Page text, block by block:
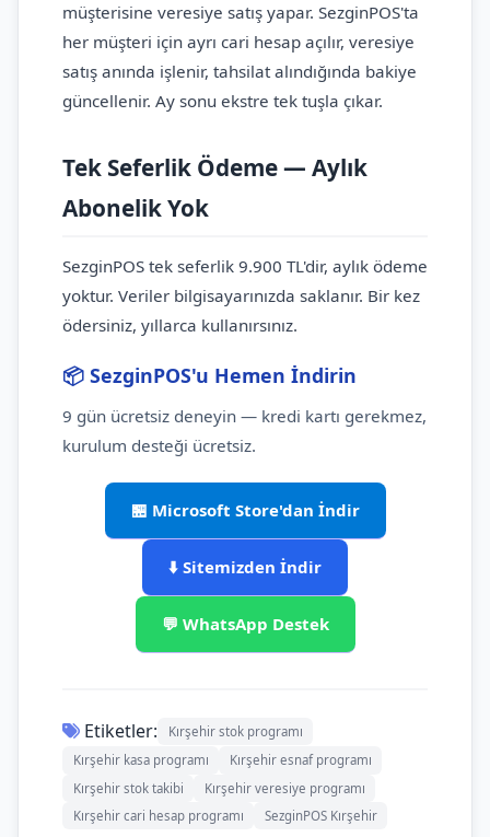
müşterisine veresiye satış yapar. SezginPOS'ta
her müşteri için ayrı cari hesap açılır, veresiye
satış anında işlenir, tahsilat alındığında bakiye
güncellenir. Ay sonu ekstre tek tuşla çıkar.
Tek Seferlik Ödeme — Aylık
Abonelik Yok
SezginPOS tek seferlik 9.900 TL'dir, aylık ödeme
yoktur. Veriler bilgisayarınızda saklanır. Bir kez
ödersiniz, yıllarca kullanırsınız.
📦 SezginPOS'u Hemen İndirin
9 gün ücretsiz deneyin — kredi kartı gerekmez,
kurulum desteği ücretsiz.
🏪 Microsoft Store'dan İndir
⬇️ Sitemizden İndir
💬 WhatsApp Destek
Etiketler:
Kırşehir stok programı
Kırşehir kasa programı
Kırşehir esnaf programı
Kırşehir stok takibi
Kırşehir veresiye programı
Kırşehir cari hesap programı
SezginPOS Kırşehir